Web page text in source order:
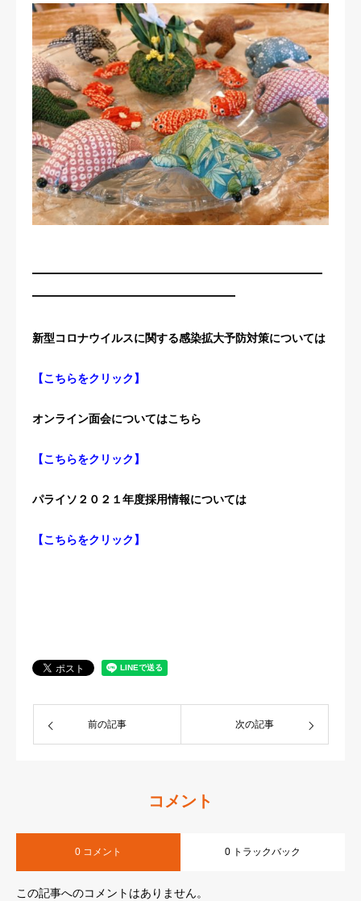
————————————————————
——————————————
新型コロナウイルスに関する感染拡大予防対策については
【こちらをクリック 】
オンライン面会についてはこちら
【こちらをクリック 】
パライソ２０２１年度採用情報については
【こちらをクリック 】
前の記事 次の記事
コメント
0 コメント 0 トラックバック
この記事へのコメントはありません。